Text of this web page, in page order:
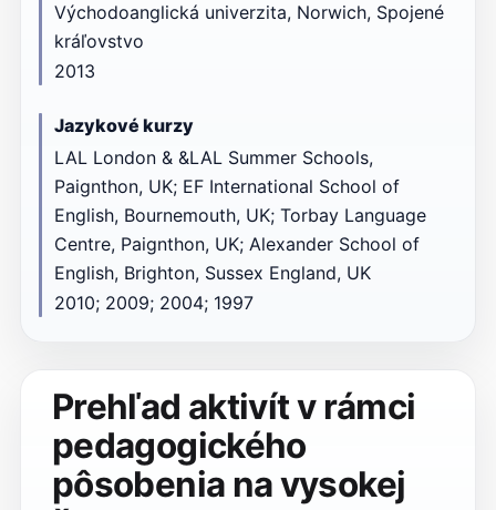
Východoanglická univerzita, Norwich, Spojené
kráľovstvo
2013
Jazykové kurzy
LAL London & &LAL Summer Schools,
Paignthon, UK; EF International School of
English, Bournemouth, UK; Torbay Language
Centre, Paignthon, UK; Alexander School of
English, Brighton, Sussex England, UK
2010; 2009; 2004; 1997
Prehľad aktivít v rámci
pedagogického
pôsobenia na vysokej